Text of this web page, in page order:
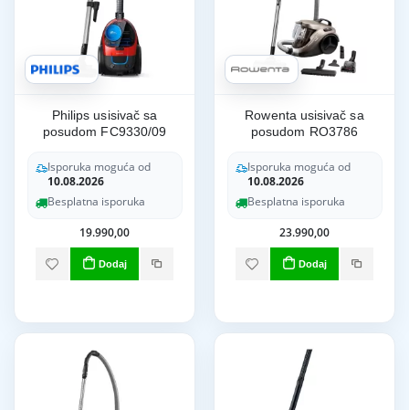
Philips usisivač sa
posudom FC9330/09
Isporuka moguća od
10.08.2026
Besplatna isporuka
19.990,00
Dodaj
Rowenta usisivač sa
posudom RO3786
Isporuka moguća od
10.08.2026
Besplatna isporuka
23.990,00
Dodaj